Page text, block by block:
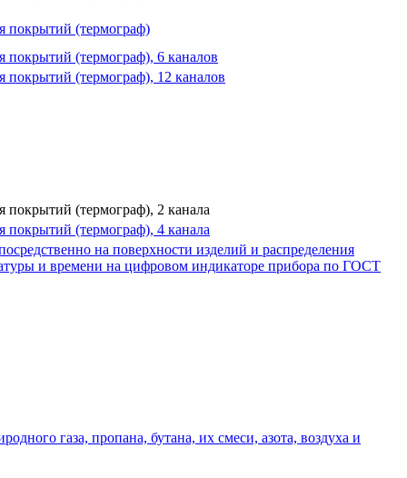
покрытий (термограф)
покрытий (термограф), 6 каналов
покрытий (термограф), 12 каналов
покрытий (термограф), 2 канала
покрытий (термограф), 4 канала
на поверхности изделий и распределения
и времени на цифровом индикаторе прибора по ГОСТ
газа, пропана, бутана, их смеси, азота, воздуха и